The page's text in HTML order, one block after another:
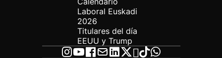
Laboral Euskadi
2026
Titulares del día
EEUU y Trump